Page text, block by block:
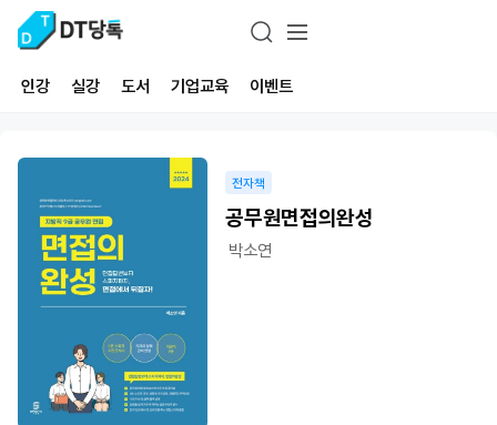
인강 실강 도서 기업교육 이벤트
전자책
공무원면접의완성
박소연